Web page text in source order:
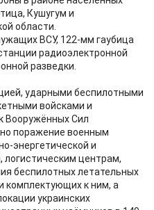
Кушугум и
области.
ВСУ, 122-мм гаубица
радиоэлектронной
разведки.
ударными беспилотными
войсками и
Вооружённых Сил
поражение военным
энергетической и
логистическим центрам,
беспилотных летательных
комплектующих к ним, а
украинских